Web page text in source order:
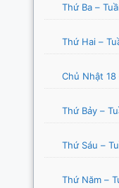
Thứ Ba –
Thứ Hai –
Chủ Nhật
Thứ Bảy –
Thứ Sáu –
Thứ Năm –